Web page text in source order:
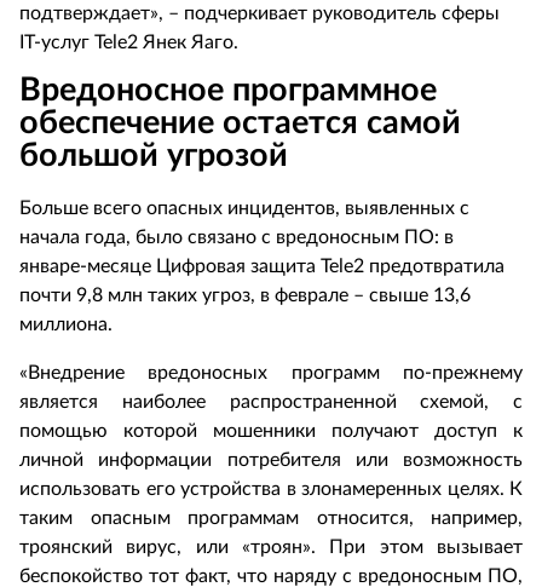
подтверждает», – подчеркивает руководитель сферы
IT-услуг Tele2 Янек Яаго.
Вредоносное программное
обеспечение остается самой
большой угрозой
Больше всего опасных инцидентов, выявленных с
начала года, было связано с вредоносным ПО: в
январе-месяце Цифровая защита Tele2 предотвратила
почти 9,8 млн таких угроз, в феврале – свыше 13,6
миллиона.
«Внедрение вредоносных программ по-прежнему
является наиболее распространенной схемой, с
помощью которой мошенники получают доступ к
личной информации потребителя или возможность
использовать его устройства в злонамеренных целях. К
таким опасным программам относится, например,
троянский вирус, или «троян». При этом вызывает
беспокойство тот факт, что наряду с вредоносным ПО,